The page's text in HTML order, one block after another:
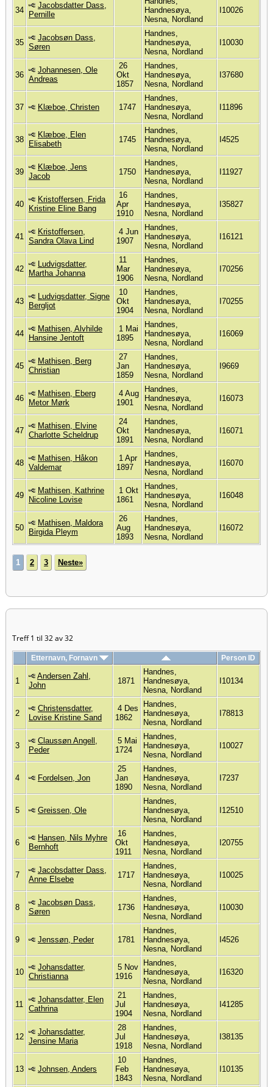
34
Jacobsdatter Dass,
Pernille
Handnesøya,
Nesna, Nordland
I10026
35
Jacobsøn Dass,
Søren
Handnes,
Handnesøya,
Nesna, Nordland
I10030
36
Johannesen, Ole
Andreas
26
Okt
1857
Handnes,
Handnesøya,
Nesna, Nordland
I37680
37 Klæboe, Christen 1747
Handnes,
Handnesøya,
Nesna, Nordland
I11896
38
Klæboe, Elen
Elisabeth
1745
Handnes,
Handnesøya,
Nesna, Nordland
I4525
39
Klæboe, Jens
Jacob
1750
Handnes,
Handnesøya,
Nesna, Nordland
I11927
40
Kristoffersen, Frida
Kristine Eline Bang
16
Apr
1910
Handnes,
Handnesøya,
Nesna, Nordland
I35827
41
Kristoffersen,
Sandra Olava Lind
4 Jun
1907
Handnes,
Handnesøya,
Nesna, Nordland
I16121
42
Ludvigsdatter,
Martha Johanna
11
Mar
1906
Handnes,
Handnesøya,
Nesna, Nordland
I70256
43
Ludvigsdatter, Signe
Bergljot
10
Okt
1904
Handnes,
Handnesøya,
Nesna, Nordland
I70255
44
Mathisen, Alvhilde
Hansine Jentoft
1 Mai
1895
Handnes,
Handnesøya,
Nesna, Nordland
I16069
45
Mathisen, Berg
Christian
27
Jan
1859
Handnes,
Handnesøya,
Nesna, Nordland
I9669
46
Mathisen, Eberg
Metor Mørk
4 Aug
1901
Handnes,
Handnesøya,
Nesna, Nordland
I16073
47
Mathisen, Elvine
Charlotte Scheldrup
24
Okt
1891
Handnes,
Handnesøya,
Nesna, Nordland
I16071
48
Mathisen, Håkon
Valdemar
1 Apr
1897
Handnes,
Handnesøya,
Nesna, Nordland
I16070
49
Mathisen, Kathrine
Nicoline Lovise
1 Okt
1861
Handnes,
Handnesøya,
Nesna, Nordland
I16048
50
Mathisen, Maldora
Birgida Pleym
26
Aug
1893
Handnes,
Handnesøya,
Nesna, Nordland
I16072
1 2 3 Neste»
Treff 1 til 32 av 32
Etternavn, Fornavn Person ID
1
Andersen Zahl,
John
1871
Handnes,
Handnesøya,
Nesna, Nordland
I10134
2
Christensdatter,
Lovise Kristine Sand
4 Des
1862
Handnes,
Handnesøya,
Nesna, Nordland
I78813
3
Claussøn Angell,
Peder
5 Mai
1724
Handnes,
Handnesøya,
Nesna, Nordland
I10027
4 Fordelsen, Jon
25
Jan
1890
Handnes,
Handnesøya,
Nesna, Nordland
I7237
5 Greissen, Ole
Handnes,
Handnesøya,
Nesna, Nordland
I12510
6
Hansen, Nils Myhre
Bernhoft
16
Okt
1911
Handnes,
Handnesøya,
Nesna, Nordland
I20755
7
Jacobsdatter Dass,
Anne Elsebe
1717
Handnes,
Handnesøya,
Nesna, Nordland
I10025
8
Jacobsøn Dass,
Søren
1736
Handnes,
Handnesøya,
Nesna, Nordland
I10030
9 Jenssøn, Peder 1781
Handnes,
Handnesøya,
Nesna, Nordland
I4526
10
Johansdatter,
Christianna
5 Nov
1916
Handnes,
Handnesøya,
Nesna, Nordland
I16320
11
Johansdatter, Elen
Cathrina
21
Jul
1904
Handnes,
Handnesøya,
Nesna, Nordland
I41285
12
Johansdatter,
Jensine Maria
28
Jul
1918
Handnes,
Handnesøya,
Nesna, Nordland
I38135
13 Johnsen, Anders
10
Feb
1843
Handnes,
Handnesøya,
Nesna, Nordland
I10135